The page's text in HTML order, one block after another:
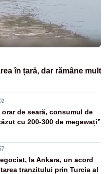
în țară, dar rămâne mult
de seară, consumul de
cu 200-300 de megawați”
la Ankara, un acord
tranzitului prin Turcia al